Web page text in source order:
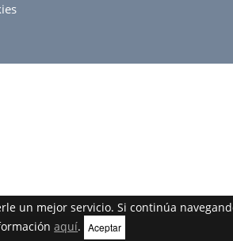
un mejor servicio. Si continúa
aquí. Aceptar